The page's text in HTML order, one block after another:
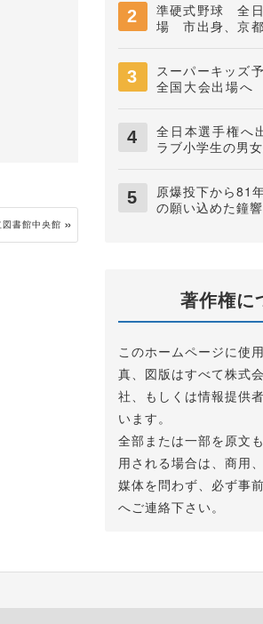
書館中央館
準硬式野球 全
場 市出身、京
スーパーキッズ
全国大会出場
全日本選手権へ
ラブ小学生の男
原爆投下から81
の願い込めた鐘響
著作権に
このホームページに使
真、図版はすべて株式
社、もしくは情報提供
います。
全部または一部を原文
用される場合は、商用
媒体を問わず、必ず事
へご連絡下さい。